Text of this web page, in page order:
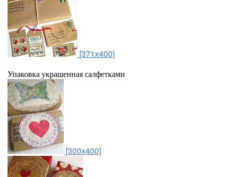
[371x400]
Упаковка украшенная салфетками
[300x400]